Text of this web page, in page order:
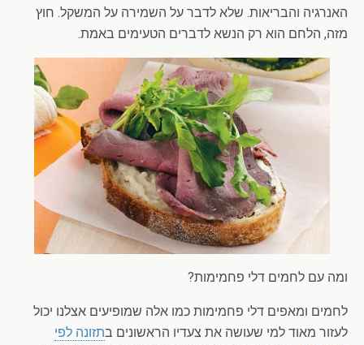
האנרגיה והבריאות. שלא לדבר על השמירה על המשקל. חוץ
מזה, הלחם הוא רק הנשא לדברים הטעימים באמת.
ומה עם לחמים דלי פחמימות?
לחמים ומאפים דלי פחמימות כמו אלה שמופיעים אצלנו יכול
לעזור מאוד למי שעושה את צעדיו הראשונים בתזונה לפי